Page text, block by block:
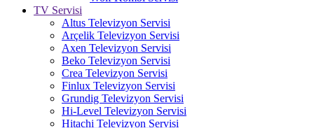
TV Servisi
Altus Televizyon Servisi
Arçelik Televizyon Servisi
Axen Televizyon Servisi
Beko Televizyon Servisi
Crea Televizyon Servisi
Finlux Televizyon Servisi
Grundig Televizyon Servisi
Hi-Level Televizyon Servisi
Hitachi Televizyon Servisi